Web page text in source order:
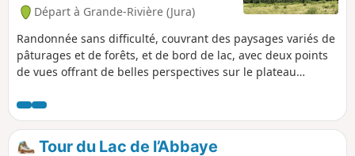
Départ à Grande-Rivière (Jura)
Randonnée sans difficulté, couvrant des paysages variés de
pâturages et de forêts, et de bord de lac, avec deux points
de vues offrant de belles perspectives sur le plateau
Tour du Lac de l’Abbaye